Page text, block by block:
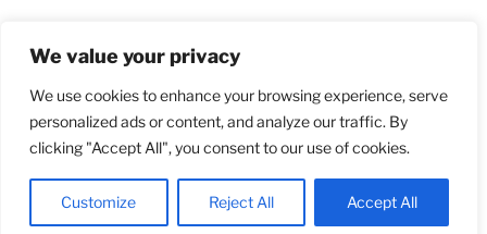
We value your privacy
We use cookies to enhance your browsing experience, serve
personalized ads or content, and analyze our traffic. By
clicking "Accept All", you consent to our use of cookies.
Customize Reject All Accept All
Anmelden
© 2026 Bad Schmiedeberger Meisterkonzerte
Unter der Schirmherrschaft von Herrn Christian Tylsch,
Förderverein zur Kultur- und Denkmalpflege Rotta e. V.